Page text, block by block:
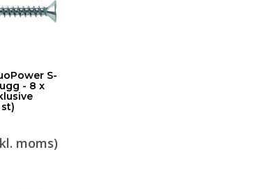
S-
- 8 x
moms)